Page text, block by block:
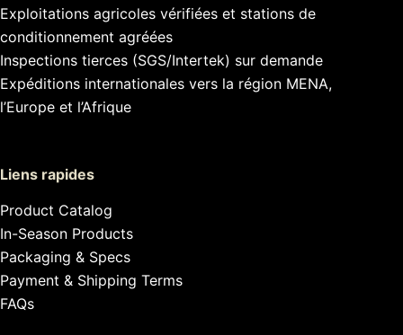
Exploitations agricoles vérifiées et stations de
conditionnement agréées
Inspections tierces (SGS/Intertek) sur demande
Expéditions internationales vers la région MENA,
l’Europe et l’Afrique
Liens rapides
Product Catalog
In-Season Products
Packaging & Specs
Payment & Shipping Terms
FAQs